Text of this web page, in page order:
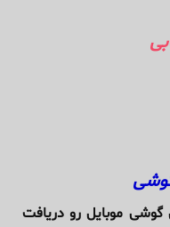
گوشی
گوشی موبایل رو دریافت